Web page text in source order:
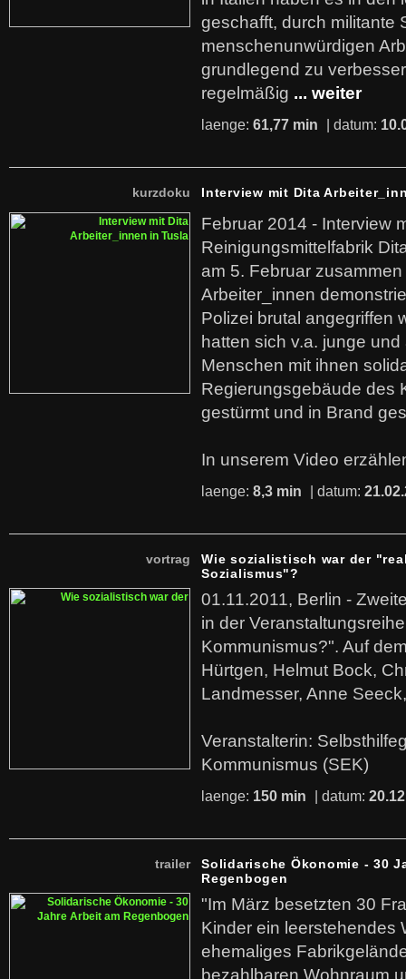
geschafft, durch militante
menschenunwürdigen
grundlegend zu
regelmäßig ... weiter
laenge: 61,77 min | datum:
kurzdoku Interview mit Dita
Februar 2014 - Interview
Reinigungsmittelfabrik
am 5. Februar
Arbeiter_innen
Polizei brutal angegriffen
hatten sich v.a. junge
Menschen mit ihnen
Regierungsgebäude des
gestürmt und in Brand
In unserem Video
laenge: 8,3 min | datum:
vortrag
Wie sozialistisch war der
Sozialismus"?
01.11.2011, Berlin -
in der
Kommunismus?". Auf
Hürtgen, Helmut Bock,
Landmesser, Anne
Veranstalterin:
Kommunismus (SEK)
laenge: 150 min | datum:
trailer
Solidarische Ökonomie - 30
Regenbogen
"Im März besetzten 30
Kinder ein leerstehendes
ehemaliges
bezahlbaren Wohnraum